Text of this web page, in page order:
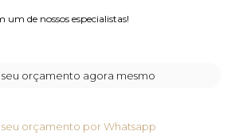
de nossos especialistas!
seu orçamento agora mesmo
seu orçamento por Whatsapp